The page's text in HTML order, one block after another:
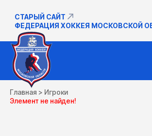
СТАРЫЙ САЙТ
ФЕДЕРАЦИЯ ХОККЕЯ МОСКОВСКОЙ
Главная > Игроки
Элемент не найден!